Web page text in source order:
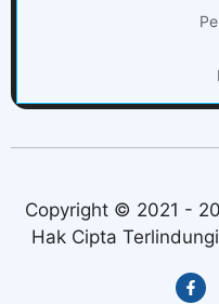
Copyright © 2021 -
Hak Cipta